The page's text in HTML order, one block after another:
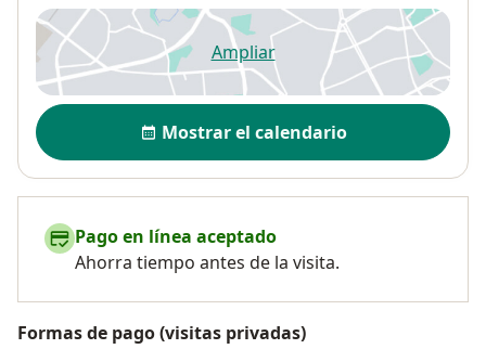
Ampliarse abre en una nueva
Disponibilidad
Mostrar el calendario
Pago en línea aceptado
Ahorra tiempo antes de la visita.
Formas de pago (visitas privadas)